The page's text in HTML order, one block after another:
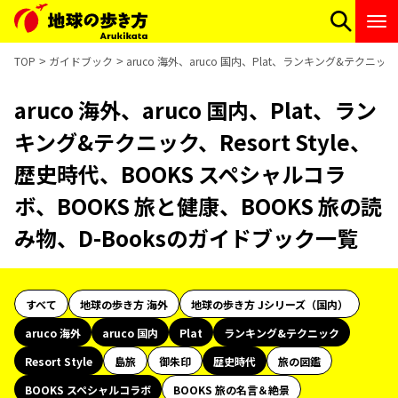
TOP ガイドブック aruco 海外、aruco 国内、Plat、ランキング&テクニッ
aruco 海外、aruco 国内、Plat、ラン
キング&テクニック、Resort Style、
歴史時代、BOOKS スペシャルコラ
ボ、BOOKS 旅と健康、BOOKS 旅の読
み物、D-Booksのガイドブック一覧
すべて 地球の歩き方 海外
地球の歩き方 Jシリーズ（国内）
aruco 海外
aruco 国内 Plat
ランキング&テクニック
Resort Style
島旅 御朱印 歴史時代
旅の図鑑
BOOKS スペシャルコラボ
BOOKS 旅の名言＆絶景